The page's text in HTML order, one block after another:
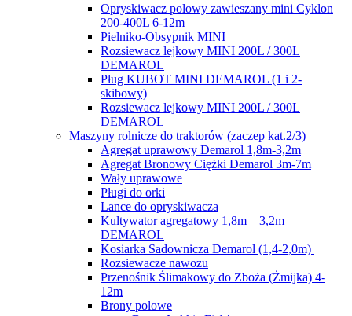
Opryskiwacz polowy zawieszany mini Cyklon
200-400L 6-12m
Pielniko-Obsypnik MINI
Rozsiewacz lejkowy MINI 200L / 300L
DEMAROL
Pług KUBOT MINI DEMAROL (1 i 2-
skibowy)
Rozsiewacz lejkowy MINI 200L / 300L
DEMAROL
Maszyny rolnicze do traktorów (zaczep kat.2/3)
Agregat uprawowy Demarol 1,8m-3,2m
Agregat Bronowy Ciężki Demarol 3m-7m
Wały uprawowe
Pługi do orki
Lance do opryskiwacza
Kultywator agregatowy 1,8m – 3,2m
DEMAROL
Kosiarka Sadownicza Demarol (1,4-2,0m)
Rozsiewacze nawozu
Przenośnik Ślimakowy do Zboża (Żmijka) 4-
12m
Brony polowe